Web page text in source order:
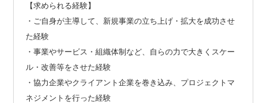
【求められる経験】
・ご自身が主導して、新規事業の立ち上げ・拡大を成功させ
た経験
・事業やサービス・組織体制など、自らの力で大きくスケー
ル・改善等をさせた経験
・協力企業やクライアント企業を巻き込み、プロジェクトマ
ネジメントを行った経験